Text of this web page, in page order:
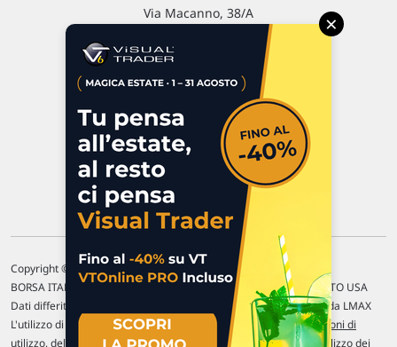
Via Macanno, 38/A
P.IVA 02 452 460 401
Commenti e segnalazioni
Contattaci
Copyright © 1996-2026 Traderlink Italia s.r.l.
BORSA ITALIANA Quotazioni di borsa differite di 15 min. / MERCATO USA
Dati differiti di 15 min. (fonte Intrinio) / FOREX Quotazioni fornite da LMAX
L'utilizzo di questo sito implica l'accettazione delle nostre Condizioni di
utilizzo, del Disclaimer MAR, dellePolitiche sulla privacye dell' Utilizzo dei
×